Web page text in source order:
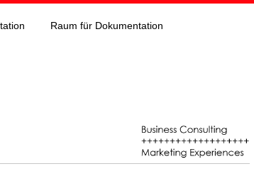
Raum für Dokumentation